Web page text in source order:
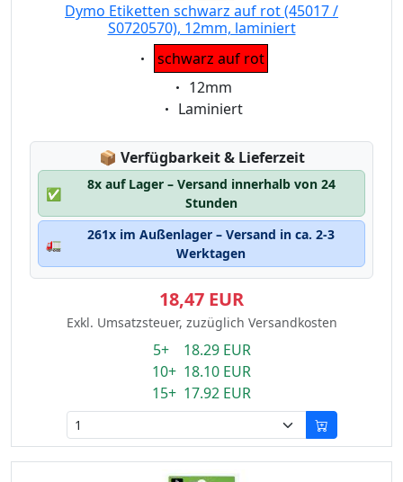
Dymo Etiketten schwarz auf rot (45017 /
S0720570), 12mm, laminiert
Eigenschaft:
schwarz auf rot
Eigenschaft:
12mm
Eigenschaft:
Laminiert
📦 Lagerstatus:
Verfügbarkeit & Lieferzeit
✅
8x auf Lager – Versand innerhalb von 24
Stunden
🚛
261x im Außenlager – Versand in ca. 2-3
Werktagen
18,47 EUR
Exkl. Umsatzsteuer, zuzüglich Versandkosten
5+ 18.29 EUR
10+ 18.10 EUR
15+ 17.92 EUR